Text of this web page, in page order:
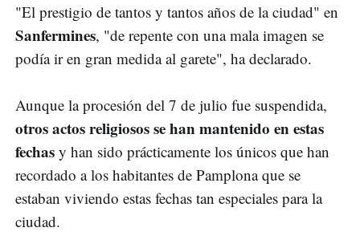
"El prestigio de tantos y tantos años de la ciudad" en
Sanfermines, "de repente con una mala imagen se
podía ir en gran medida al garete", ha declarado.
Aunque la procesión del 7 de julio fue suspendida,
otros actos religiosos se han mantenido en estas
fechas y han sido prácticamente los únicos que han
recordado a los habitantes de Pamplona que se
estaban viviendo estas fechas tan especiales para la
ciudad.